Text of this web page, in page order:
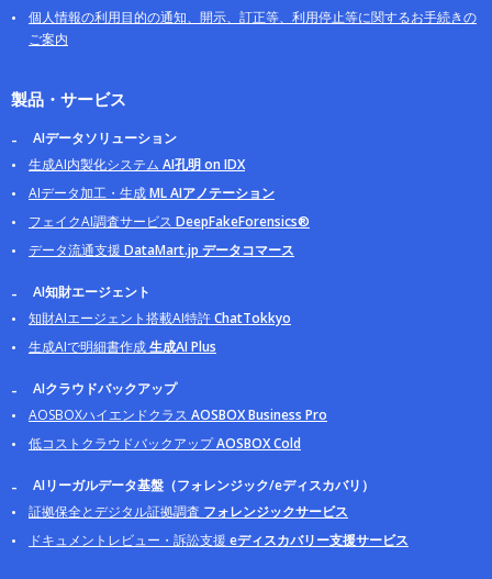
個人情報の利用目的の通知、開示、訂正等、利用停止等に関するお手続きの
ご案内
製品・サービス
AIデータソリューション
生成AI内製化システム AI孔明 on IDX
AIデータ加工・生成ML AIアノテーション
フェイクAI調査サービス DeepFakeForensics®
データ流通支援 DataMart.jp データコマース
AI知財エージェント
知財AIエージェント搭載AI特許ChatTokkyo
生成AIで明細書作成生成AI Plus
AIクラウドバックアップ
AOSBOXハイエンドクラス AOSBOX Business Pro
低コストクラウドバックアップAOSBOX Cold
AIリーガルデータ基盤（フォレンジック/eディスカバリ）
証拠保全とデジタル証拠調査 フォレンジックサービス
ドキュメントレビュー・訴訟支援 eディスカバリー支援サービス